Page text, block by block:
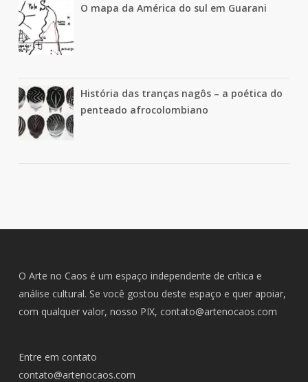
O mapa da América do sul em Guarani
História das tranças nagôs – a poética do
penteado afrocolombiano
O Arte no Caos é um espaço independente de crítica e
análise cultural. Se você gostou deste espaço e quer apoiar,
com qualquer valor, nosso PIX, contato@artenocaos.com
Entre em contato
contato@artenocaos.com